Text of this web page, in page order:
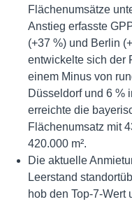
Flächenumsätze
Anstieg erfasste
(+37 %) und Berlin
entwickelte sich der
einem Minus von
Düsseldorf und 6 %
erreichte die
Flächenumsatz mit
420.000 m².
Die aktuelle
Leerstand
hob den Top-7-Wert